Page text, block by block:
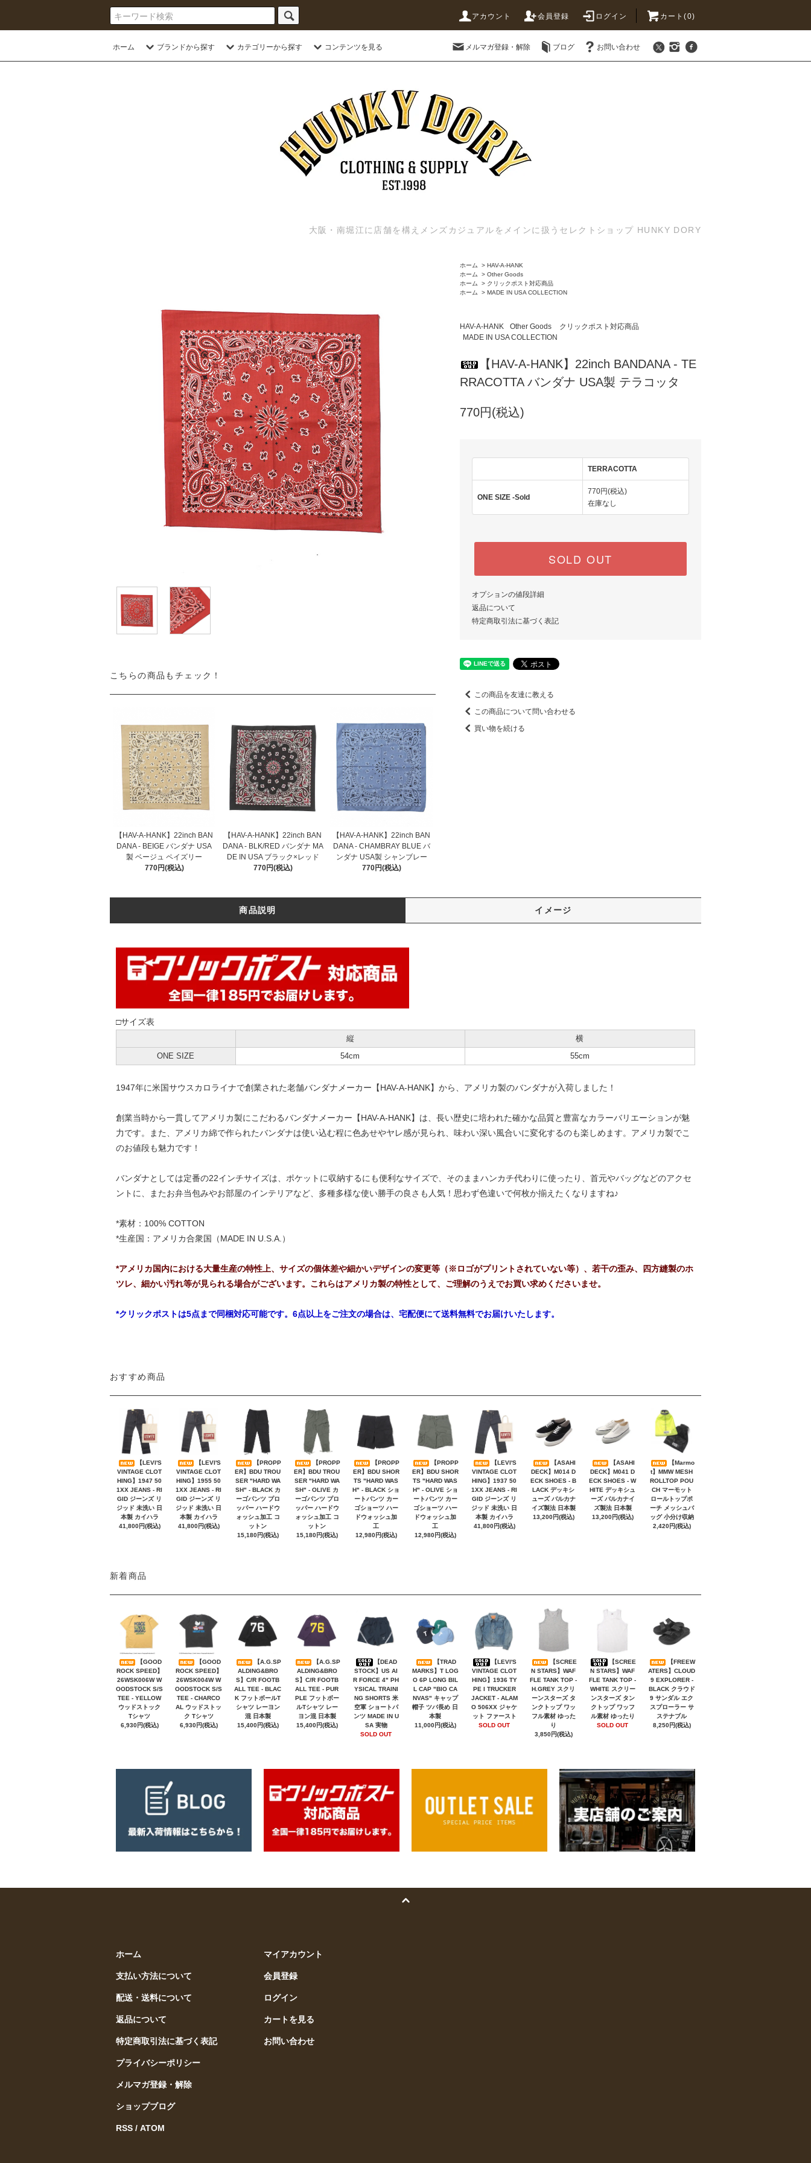
アカウント 会員登録 ログイン カート(0)
ホーム ブランドから探す カテゴリーから探す コンテンツを見る メルマガ登録・解除 ブログ お問い合わせ
大阪・南堀江に店舗を構えメンズカジュアルをメインに扱うセレクトショップ HUNKY DORY
こちらの商品もチェック！
【HAV-A-HANK】22inch BAN
DANA - BEIGE バンダナ USA
製 ベージュ ペイズリー
770円(税込)
【HAV-A-HANK】22inch BAN
DANA - BLK/RED バンダナ MA
DE IN USA ブラック×レッド
770円(税込)
【HAV-A-HANK】22inch BAN
DANA - CHAMBRAY BLUE バ
ンダナ USA製 シャンブレー
770円(税込)
ホーム > HAV-A-HANK
ホーム
> Other Goods
ホーム
> クリックポスト対応商品
ホーム
> MADE IN USA COLLECTION
HAV-A-HANK Other Goods
クリックポスト対応商品
MADE IN USA COLLECTION
【HAV-A-HANK】22inch BANDANA - TE
RRACOTTA バンダナ USA製 テラコッタ
770円(税込)
TERRACOTTA
ONE SIZE -Sold
770円(税込)
在庫なし
SOLD OUT
オプションの値段詳細
返品について
特定商取引法に基づく表記
この商品を友達に教える
この商品について問い合わせる
買い物を続ける
商品説明 イメージ
□サイズ表
縦 横
ONE SIZE 54cm 55cm
1947年に米国サウスカロライナで創業された老舗バンダナメーカー【HAV-A-HANK】から、アメリカ製のバンダナが入荷しました！
創業当時から一貫してアメリカ製にこだわるバンダナメーカー【HAV-A-HANK】は、長い歴史に培われた確かな品質と豊富なカラーバリエーションが魅
力です。また、アメリカ綿で作られたバンダナは使い込む程に色あせやヤレ感が見られ、味わい深い風合いに変化するのも楽しめます。アメリカ製でこ
のお値段も魅力です！
バンダナとしては定番の22インチサイズは、ポケットに収納するにも便利なサイズで、そのままハンカチ代わりに使ったり、首元やバッグなどのアクセ
ントに、またお弁当包みやお部屋のインテリアなど、多種多様な使い勝手の良さも人気！思わず色違いで何枚か揃えたくなりますね♪
*素材：100% COTTON
*生産国：アメリカ合衆国（MADE IN U.S.A.）
*アメリカ国内における大量生産の特性上、サイズの個体差や細かいデザインの変更等（※ロゴがプリントされていない等）、若干の歪み、四方縫製のホ
ツレ、細かい汚れ等が見られる場合がございます。これらはアメリカ製の特性として、ご理解のうえでお買い求めくださいませ。
*クリックポストは5点まで同梱対応可能です。6点以上をご注文の場合は、宅配便にて送料無料でお届けいたします。
おすすめ商品
【LEVI'S
VINTAGE CLOT
HING】1947 50
1XX JEANS - RI
GID ジーンズ リ
ジッド 未洗い 日
本製 カイハラ
41,800円(税込)
【LEVI'S
VINTAGE CLOT
HING】1955 50
1XX JEANS - RI
GID ジーンズ リ
ジッド 未洗い 日
本製 カイハラ
41,800円(税込)
【PROPP
ER】BDU TROU
SER "HARD WA
SH" - BLACK カ
ーゴパンツ プロ
ッパー ハードウ
ォッシュ加工 コ
ットン
15,180円(税込)
【PROPP
ER】BDU TROU
SER "HARD WA
SH" - OLIVE カ
ーゴパンツ プロ
ッパー ハードウ
ォッシュ加工 コ
ットン
15,180円(税込)
【PROPP
ER】BDU SHOR
TS "HARD WAS
H" - BLACK ショ
ートパンツ カー
ゴショーツ ハー
ドウォッシュ加
工
12,980円(税込)
【PROPP
ER】BDU SHOR
TS "HARD WAS
H" - OLIVE ショ
ートパンツ カー
ゴショーツ ハー
ドウォッシュ加
工
12,980円(税込)
【LEVI'S
VINTAGE CLOT
HING】1937 50
1XX JEANS - RI
GID ジーンズ リ
ジッド 未洗い 日
本製 カイハラ
41,800円(税込)
【ASAHI
DECK】M014 D
ECK SHOES - B
LACK デッキシ
ューズ バルカナ
イズ製法 日本製
13,200円(税込)
【ASAHI
DECK】M041 D
ECK SHOES - W
HITE デッキシュ
ーズ バルカナイ
ズ製法 日本製
13,200円(税込)
【Marmo
t】MMW MESH
ROLLTOP POU
CH マーモット
ロールトップポ
ーチ メッシュバ
ッグ 小分け収納
2,420円(税込)
新着商品
【GOOD
ROCK SPEED】
26WSK006W W
OODSTOCK S/S
TEE - YELLOW
ウッドストック
Tシャツ
6,930円(税込)
【GOOD
ROCK SPEED】
26WSK004W W
OODSTOCK S/S
TEE - CHARCO
AL ウッドストッ
ク Tシャツ
6,930円(税込)
【A.G.SP
ALDING&BRO
S】C/R FOOTB
ALL TEE - BLAC
K フットボールT
シャツ レーヨン
混 日本製
15,400円(税込)
【A.G.SP
ALDING&BRO
S】C/R FOOTB
ALL TEE - PUR
PLE フットボー
ルTシャツ レー
ヨン混 日本製
15,400円(税込)
【DEAD
STOCK】US AI
R FORCE 4" PH
YSICAL TRAINI
NG SHORTS 米
空軍 ショートパ
ンツ MADE IN U
SA 実物
SOLD OUT
【TRAD
MARKS】T LOG
O 6P LONG BIL
L CAP "BIO CA
NVAS" キャップ
帽子 ツバ長め 日
本製
11,000円(税込)
【LEVI'S
VINTAGE CLOT
HING】1936 TY
PE I TRUCKER
JACKET - ALAM
O 506XX ジャケ
ット ファースト
SOLD OUT
【SCREE
N STARS】WAF
FLE TANK TOP -
H.GREY スクリ
ーンスターズ タ
ンクトップ ワッ
フル素材 ゆった
り
3,850円(税込)
【SCREE
N STARS】WAF
FLE TANK TOP -
WHITE スクリー
ンスターズ タン
クトップ ワッフ
ル素材 ゆったり
SOLD OUT
【FREEW
ATERS】CLOUD
9 EXPLORER -
BLACK クラウド
9 サンダル エク
スプローラー サ
ステナブル
8,250円(税込)
ホーム
支払い方法について
配送・送料について
返品について
特定商取引法に基づく表記
プライバシーポリシー
メルマガ登録・解除
ショップブログ
RSS/ ATOM
マイアカウント
会員登録
ログイン
カートを見る
お問い合わせ